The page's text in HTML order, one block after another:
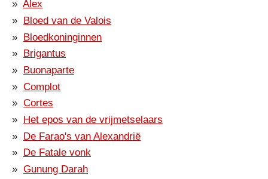
Alex
Bloed van de Valois
Bloedkoninginnen
Brigantus
Buonaparte
Complot
Cortes
Het epos van de vrijmetselaars
De Farao's van Alexandrië
De Fatale vonk
Gunung Darah